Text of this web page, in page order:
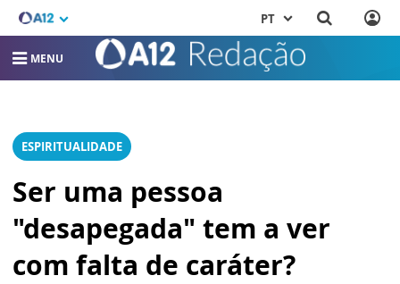
PT
MENU
ESPIRITUALIDADE
Ser uma pessoa
"desapegada" tem a ver
com falta de caráter?